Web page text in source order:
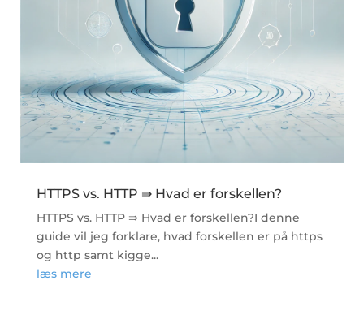
HTTPS vs. HTTP ⇛ Hvad er forskellen?
HTTPS vs. HTTP ⇛ Hvad er forskellen?I denne
guide vil jeg forklare, hvad forskellen er på https
og http samt kigge...
læs mere